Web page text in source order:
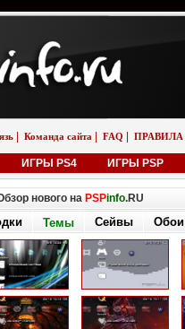
Команда сайта FAQ ПРАВИЛА
ИГРЫ PS4 ИГРЫ PSP
нового на PSPinfo.RU
Темы Сейвы Обои